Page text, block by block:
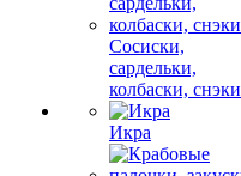
Сосиски,
сардельки,
колбаски, снэки
Икра